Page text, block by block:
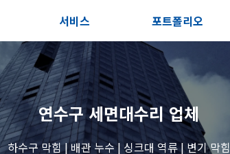
서비스
서비스안내
포스트
포트폴리오
전체보기
세면대 작업
변기 작업
연수구 세면대수리업체
하수구 막힘 | 배관 누수 | 싱크대 역류 | 변기 막힘